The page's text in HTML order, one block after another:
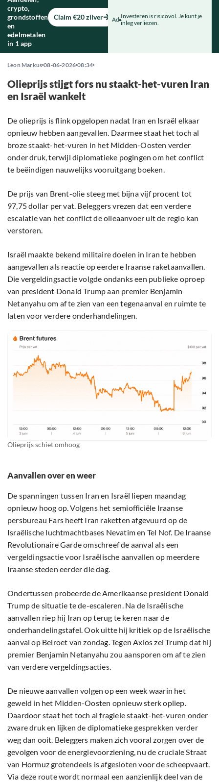
crypto,
grondstoffen
en
edelmetalen
in 1 app
Claim €20 zilver Ad Investeren is risicovol. Je kunt je
inleg verliezen.
Leon Markus 08-06-2026 08:34
Olieprijs stijgt fors nu staakt-het-vuren Iran
en Israël wankelt
De olieprijs is flink opgelopen nadat Iran en Israël elkaar
opnieuw hebben aangevallen. Daarmee staat het toch al
broze staakt-het-vuren in het Midden-Oosten verder
onder druk, terwijl diplomatieke pogingen om het conflict
te beëindigen nauwelijks vooruitgang boeken.
De prijs van Brent-olie steeg met bijna vijf procent tot
97,75 dollar per vat. Beleggers vrezen dat een verdere
escalatie van het conflict de olieaanvoer uit de regio kan
verstoren.
Israël maakte bekend militaire doelen in Iran te hebben
aangevallen als reactie op eerdere Iraanse raketaanvallen.
Die vergeldingsactie volgde ondanks een publieke oproep
van president Donald Trump aan premier Benjamin
Netanyahu om af te zien van een tegenaanval en ruimte te
laten voor verdere onderhandelingen.
Olieprijs schiet omhoog
Aanvallen over en weer
De spanningen tussen Iran en Israël liepen maandag
opnieuw hoog op. Volgens het semiofficiële Iraanse
persbureau Fars heeft Iran raketten afgevuurd op de
Israëlische luchtmachtbases Nevatim en Tel Nof. De Iraanse
Revolutionaire Garde omschreef de aanval als een
vergeldingsactie voor Israëlische aanvallen op meerdere
Iraanse steden eerder die dag.
Ondertussen probeerde de Amerikaanse president Donald
Trump de situatie te de-escaleren. Na de Israëlische
aanvallen riep hij Iran op terug te keren naar de
onderhandelingstafel. Ook uitte hij kritiek op de Israëlische
aanval op Beiroet van zondag. Tegen Axios zei Trump dat hij
premier Benjamin Netanyahu zou aansporen om af te zien
van verdere vergeldingsacties.
De nieuwe aanvallen volgen op een week waarin het
geweld in het Midden-Oosten opnieuw sterk opliep.
Daardoor staat het toch al fragiele staakt-het-vuren onder
zware druk en lijken de diplomatieke gesprekken verder
weg dan ooit. Beleggers maken zich vooral zorgen over de
gevolgen voor de energievoorziening, nu de cruciale Straat
van Hormuz grotendeels is afgesloten voor de scheepvaart.
Via deze route wordt normaal een aanzienlijk deel van de